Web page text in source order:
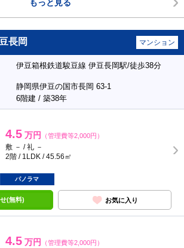
もっと見る
長岡 マンション
伊豆箱根鉄道駿豆線 伊豆長岡駅/徒歩38分
静岡県伊豆の国市長岡 63-1
6階建 / 築38年
4.5 万円 （管理費等2,000円）
敷 － / 礼 －
2階 / 1LDK / 45.56㎡
パノラマ
(無料) お気に入り
4.5 万円 （管理費等2,000円）